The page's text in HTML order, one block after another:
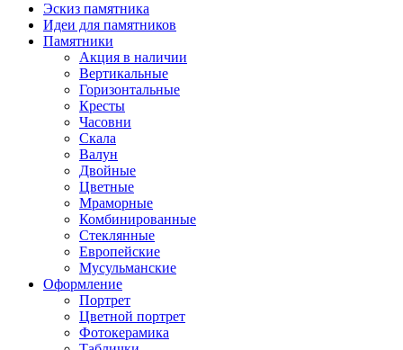
Эскиз памятника
Идеи для памятников
Памятники
Акция в наличии
Вертикальные
Горизонтальные
Кресты
Часовни
Скала
Валун
Двойные
Цветные
Мраморные
Комбинированные
Стеклянные
Европейские
Мусульманские
Оформление
Портрет
Цветной портрет
Фотокерамика